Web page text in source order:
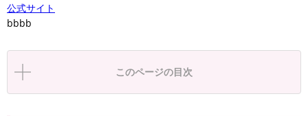
公式サイト
bbbb
このページの目次